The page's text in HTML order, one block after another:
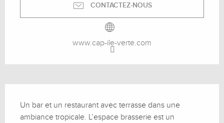
CONTACTEZ-NOUS
www.cap-ile-verte.com
Un bar et un restaurant avec terrasse dans une
ambiance tropicale. L’espace brasserie est un